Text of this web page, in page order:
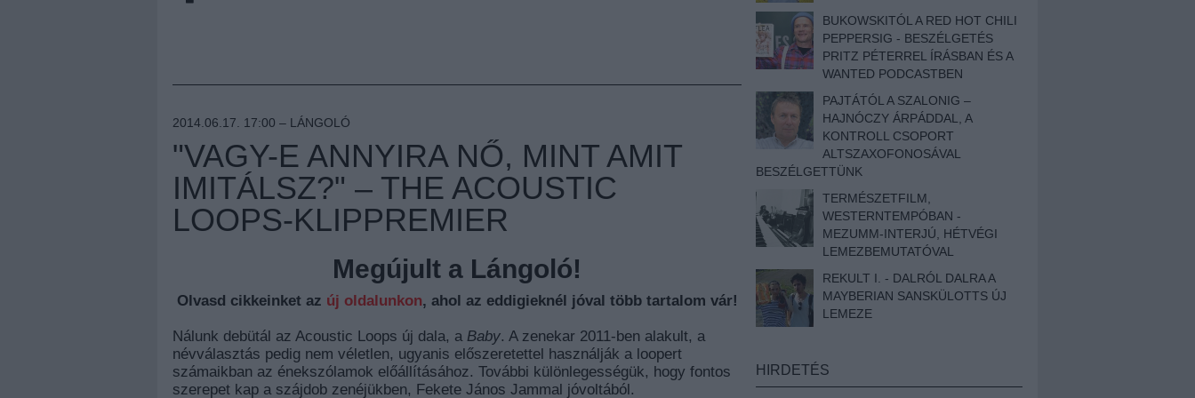
2014.06.17. 17:00 – LÁNGOLÓ
"VAGY-E ANNYIRA NŐ, MINT AMIT
IMITÁLSZ?" – THE ACOUSTIC
LOOPS-KLIPPREMIER
Megújult a Lángoló!
Olvasd cikkeinket az új oldalunkon, ahol az eddigieknél jóval több tartalom vár!
Nálunk debütál az Acoustic Loops új dala, a Baby. A zenekar 2011-ben alakult, a
névválasztás pedig nem véletlen, ugyanis előszeretettel használják a loopert
számaikban az énekszólamok előállításához. További különlegességük, hogy fontos
szerepet kap a szájdob zenéjükben, Fekete János Jammal jóvoltából.
BUKOWSKITÓL A RED HOT CHILI
PEPPERSIG - BESZÉLGETÉS
PRITZ PÉTERREL ÍRÁSBAN ÉS A
WANTED PODCASTBEN
PAJTÁTÓL A SZALONIG –
HAJNÓCZY ÁRPÁDDAL, A
KONTROLL CSOPORT
ALTSZAXOFONOSÁVAL
BESZÉLGETTÜNK
TERMÉSZETFILM,
WESTERNTEMPÓBAN -
MEZUMM-INTERJÚ, HÉTVÉGI
LEMEZBEMUTATÓVAL
REKULT I. - DALRÓL DALRA A
MAYBERIAN SANSKÜLOTTS ÚJ
LEMEZE
HIRDETÉS